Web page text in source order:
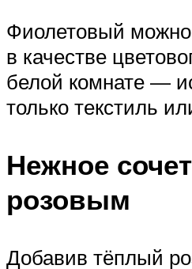
Фиолетовый можно
в качестве
белой комнате —
только текстиль
Нежное
розовым
Добавив тёплый